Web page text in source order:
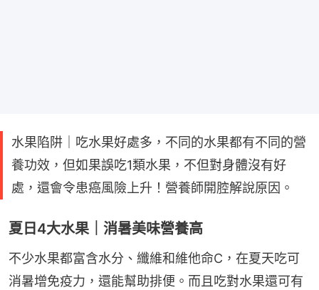
水果陷阱｜吃水果好處多，不同的水果都有不同的營
養功效，但如果誤吃1類水果，不但對身體沒有好
處，還會令患癌風險上升！營養師開腔解說原因。
夏日4大水果｜消暑美味營養高
不少水果都富含水分、纖維和維他命C，在夏天吃可
消暑增免疫力，還能幫助排便。而且吃對水果還可有